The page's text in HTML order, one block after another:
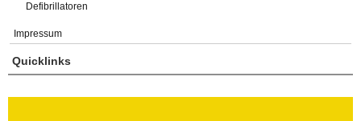
Defibrillatoren
Impressum
Quicklinks